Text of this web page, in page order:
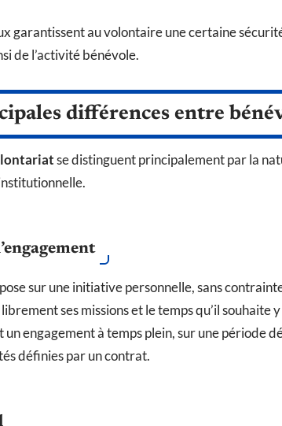
garantissent au volontaire une certaine
de l’activité bénévole.
différences entre
se distinguent principalement par la
sur une initiative personnelle, sans
ses missions et le temps qu’il souhaite
un engagement à temps plein, sur une période
définies par un contrat.